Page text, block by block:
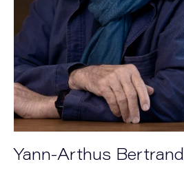
Yann-Arthus Bertrand